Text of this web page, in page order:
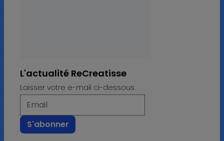
L'actualité ReCreatisse
Laisser votre e-mail ci-dessous.